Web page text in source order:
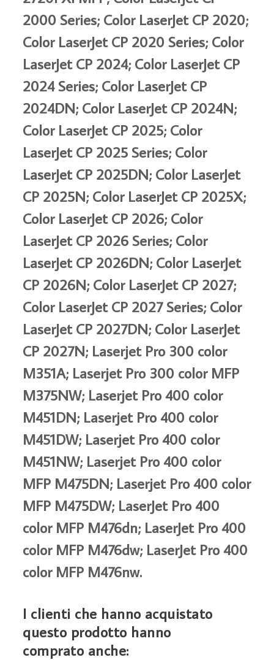
2000 Series; Color LaserJet CP 2020;
Color LaserJet CP 2020 Series; Color
LaserJet CP 2024; Color LaserJet CP
2024 Series; Color LaserJet CP
2024DN; Color LaserJet CP 2024N;
Color LaserJet CP 2025; Color
LaserJet CP 2025 Series; Color
LaserJet CP 2025DN; Color LaserJet
CP 2025N; Color LaserJet CP 2025X;
Color LaserJet CP 2026; Color
LaserJet CP 2026 Series; Color
LaserJet CP 2026DN; Color LaserJet
CP 2026N; Color LaserJet CP 2027;
Color LaserJet CP 2027 Series; Color
LaserJet CP 2027DN; Color LaserJet
CP 2027N; Laserjet Pro 300 color
M351A; Laserjet Pro 300 color MFP
M375NW; Laserjet Pro 400 color
M451DN; Laserjet Pro 400 color
M451DW; Laserjet Pro 400 color
M451NW; Laserjet Pro 400 color
MFP M475DN; Laserjet Pro 400 color
MFP M475DW; LaserJet Pro 400
color MFP M476dn; LaserJet Pro 400
color MFP M476dw; LaserJet Pro 400
color MFP M476nw.
I clienti che hanno acquistato
questo prodotto hanno
comprato anche: